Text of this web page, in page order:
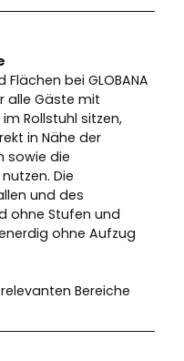
bei GLOBANA
alle Gäste mit
Rollstuhl sitzen,
in Nähe der
sowie die
Die
und des
ohne Stufen und
ohne Aufzug
Bereiche